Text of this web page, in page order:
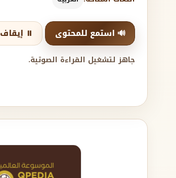
🔊 استمع للمحتوى ⏸️ إيقاف
جاهز لتشغيل القراءة الصوتية.